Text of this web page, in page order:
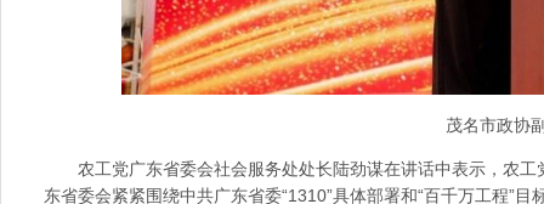
茂名市政协
农工党广东省委会社会服务处处长陆劲谋在讲话中表示，农
东省委会紧紧围绕中共广东省委“1310”具体部署和“百千万工程”